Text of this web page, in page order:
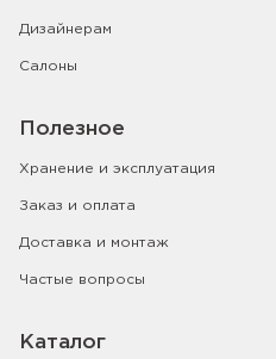
Дизайнерам
Салоны
Полезное
Хранение и эксплуатация
Заказ и оплата
Доставка и монтаж
Частые вопросы
Каталог